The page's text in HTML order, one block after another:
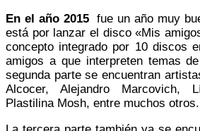
En el año 2015fue un año muy
está por lanzar el disco «Mis
concepto integrado por 10 discos
amigos a que interpreten temas
segunda parte se encuentran
Alcocer, Alejandro
Plastilina Mosh, entre muchos otros.